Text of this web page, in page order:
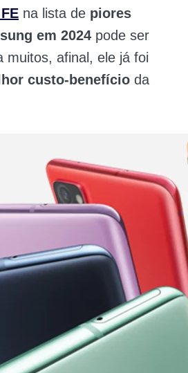
na lista de piores
em 2024 pode ser
muitos, afinal, ele já foi
custo-benefício da